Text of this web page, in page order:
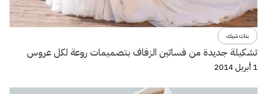
بنات شيك
تشكيلة جديدة من فساتين الزفاف بتصميمات روعة لكل عروس
1 أبريل 2014